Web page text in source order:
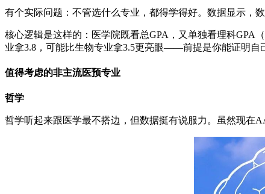
有个实际问题：不管选什么专业，都得学得好。数据显示，
核心逻辑是这样的：医学院既看总GPA，又单独看理科GPA
业拿3.8，可能比生物专业拿3.5更亮眼——前提是你能证明自
值得考虑的非主流医预专业
哲学
哲学听起来跟医学最不搭边，但数据挺有说服力。虽然现在